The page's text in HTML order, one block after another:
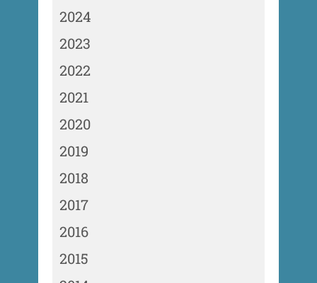
2024
2023
2022
2021
2020
2019
2018
2017
2016
2015